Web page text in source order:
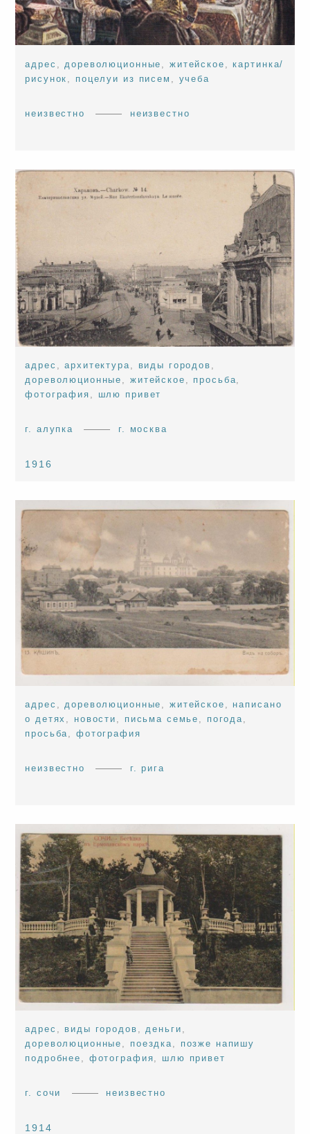
адрес дореволюционные житейское ,картинка/
рисунок
поцелуи из писем учеба
неизвестно неизвестно
адрес ,архитектура виды городов
дореволюционные
житейское просьба
фотография
шлю привет
г. алупка г. москва
1916
адрес ,дореволюционные , житейское , написано
о детях , новости , письма семье , погода,
просьба,фотография
неизвестно г. рига
адрес виды городов деньги
дореволюционные
поездка
позже напишу
подробнее
фотография шлю привет
г. сочи неизвестно
1914